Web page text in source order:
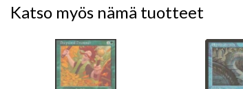
Katso myös nämä tuotteet